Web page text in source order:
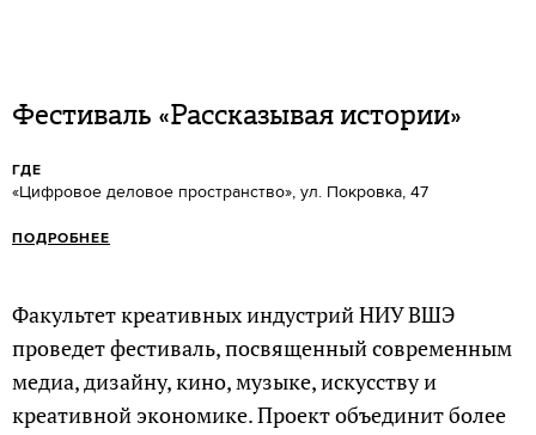
Фестиваль «Рассказывая истории»
ГДЕ
«Цифровое деловое пространство», ул. Покровка, 47
ПОДРОБНЕЕ
Факультет креативных индустрий НИУ ВШЭ
проведет фестиваль, посвященный современным
медиа, дизайну, кино, музыке, искусству и
креативной экономике. Проект объединит более